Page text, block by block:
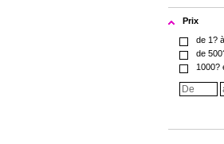
Prix
de 1?
de
1000?